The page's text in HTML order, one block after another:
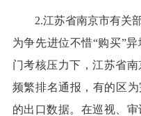
2.江苏省南京市有关
为争先进位不惜“购买”
门考核压力下，江苏省
频繁排名通报，有的区
的出口数据。在巡视、